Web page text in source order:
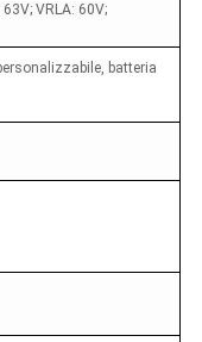
VRLA: 60V;
batteria